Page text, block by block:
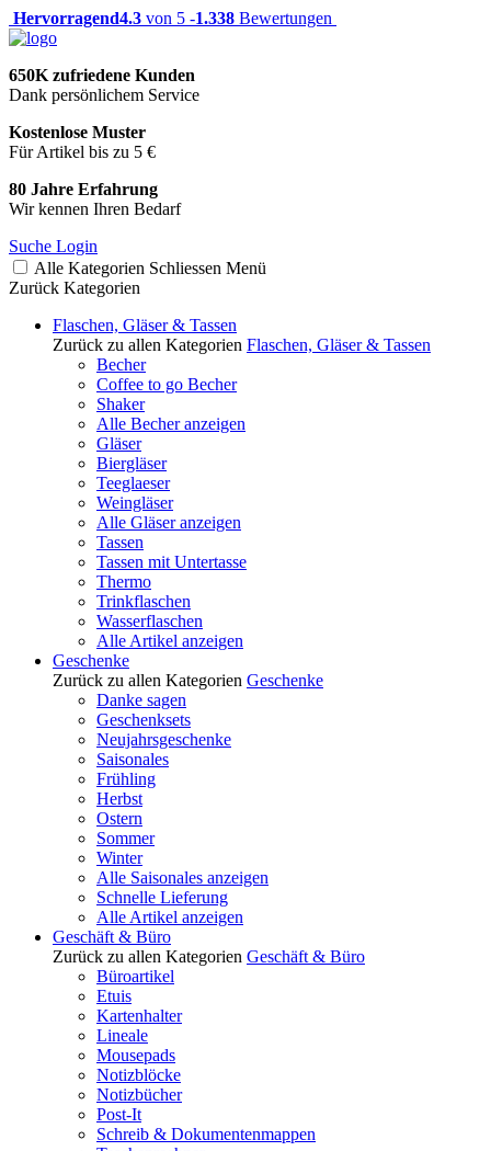
Hervorragend4.3 von 5 -1.338 Bewertungen
650K zufriedene Kunden
Dank persönlichem Service
Kostenlose Muster
Für Artikel bis zu 5 €
80 Jahre Erfahrung
Wir kennen Ihren Bedarf
Suche Login
Alle Kategorien Schliessen Menü
Zurück Kategorien
Flaschen, Gläser & Tassen
Zurück zu allen Kategorien Flaschen, Gläser & Tassen
Becher
Coffee to go Becher
Shaker
Alle Becher anzeigen
Gläser
Biergläser
Teeglaeser
Weingläser
Alle Gläser anzeigen
Tassen
Tassen mit Untertasse
Thermo
Trinkflaschen
Wasserflaschen
Alle Artikel anzeigen
Geschenke
Zurück zu allen Kategorien Geschenke
Danke sagen
Geschenksets
Neujahrsgeschenke
Saisonales
Frühling
Herbst
Ostern
Sommer
Winter
Alle Saisonales anzeigen
Schnelle Lieferung
Alle Artikel anzeigen
Geschäft & Büro
Zurück zu allen Kategorien Geschäft & Büro
Büroartikel
Etuis
Kartenhalter
Lineale
Mousepads
Notizblöcke
Notizbücher
Post-It
Schreib & Dokumentenmappen